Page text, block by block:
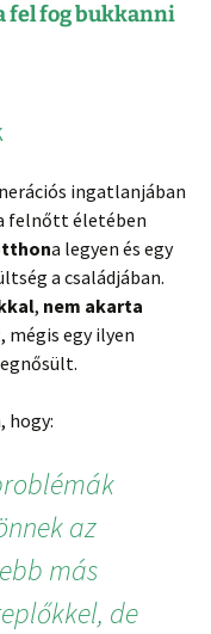
fel fog bukkanni
ingatlanjában
felnőtt életében
a legyen és egy
a családjában.
, nem akarta
, mégis egy ilyen
hogy:
az
más
de